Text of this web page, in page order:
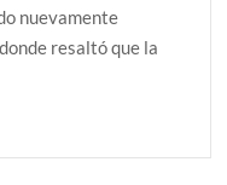
nuevamente
resaltó que la